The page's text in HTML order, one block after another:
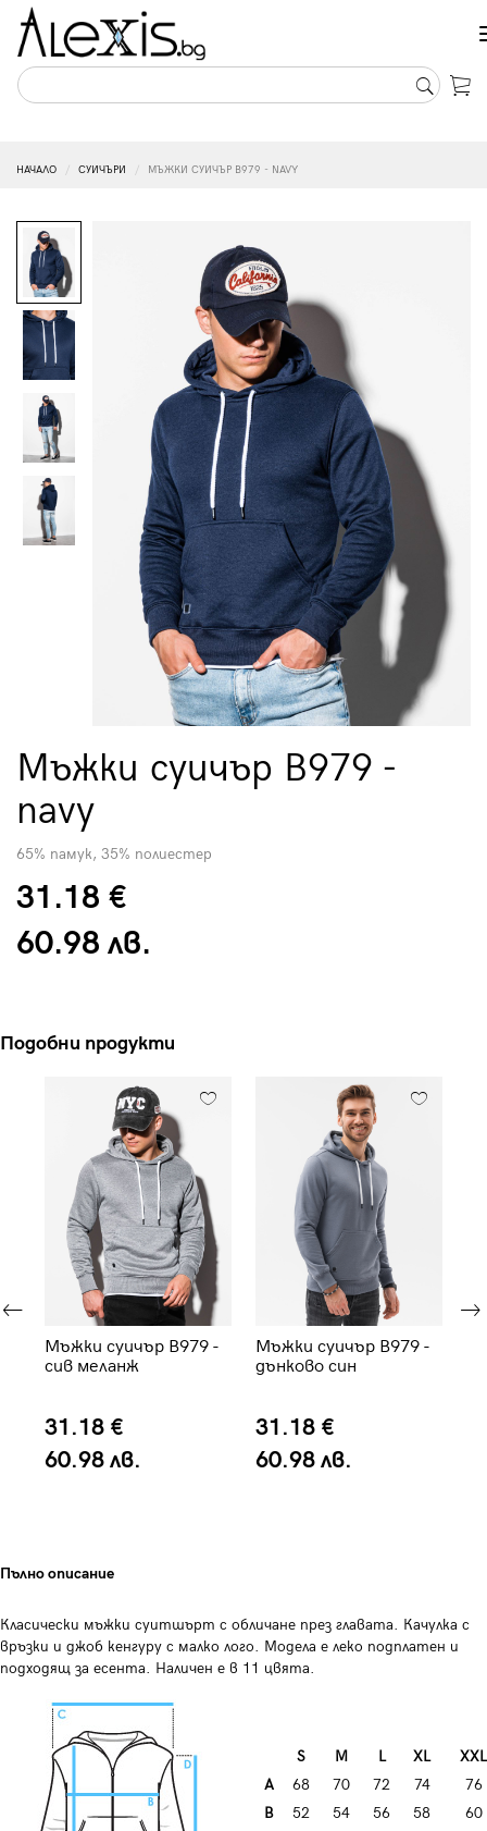
НАЧАЛО СУИЧЪРИ МЪЖКИ СУИЧЪР B979 - NAVY
Мъжки суичър B979 -
navy
65% памук, 35% полиестер
31.18 €
60.98 лв.
Подобни продукти
Мъжки суичър B979 -
сив меланж
31.18 €
60.98 лв.
Мъжки суичър B979 -
дънково син
31.18 €
60.98 лв.
Пълно описание
Класически мъжки суитшърт с обличане през главата. Качулка с
връзки и джоб кенгуру с малко лого. Модела е леко подплатен и
подходящ за есента. Наличен е в 11 цвята.
S М L XL
XXL
А
68 70 72 74
76
B
52 54 56 58
60